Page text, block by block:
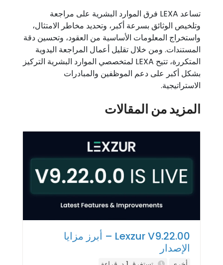
تساعد LEXA فرق الموارد البشرية على مراجعة
وتلخيص الوثائق بسرعة أكبر، وتحديد مخاطر الامتثال،
واستخراج المعلومات الأساسية من العقود، وتحسين دقة
المستندات. ومن خلال تقليل أعمال المراجعة اليدوية
المتكررة، تتيح LEXA لمتخصصي الموارد البشرية التركيز
بشكل أكبر على دعم الموظفين والمبادرات
الاستراتيجية.
المزيد من المقالات
Lexzur V9.22.00 – أبرز مزايا
الإصدار